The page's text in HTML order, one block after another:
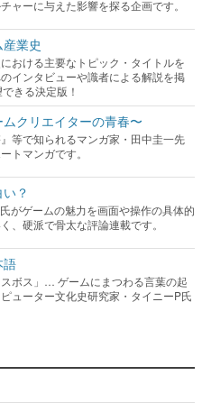
ャーに与えた影響を探る企画です。
業史
おける主要なトピック・タイトルを
インタビューや識者による解説を掲
きる決定版！
クリエイターの青春〜
等で知られるマンガ家・田中圭一先
トマンガです。
？
がゲームの魅力を画面や操作の具体的
、硬派で骨太な評論連載です。
語
スボス」… ゲームにまつわる言葉の起
ューター文化史研究家・タイニーP氏